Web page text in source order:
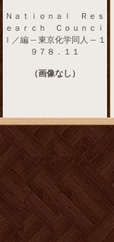
Ｎａｔｉｏｎａｌ Ｒｅｓ
ｅａｒｃｈ Ｃｏｕｎｃｉ
ｌ／編 -- 東京化学同人 -- １
９７８．１１
（画像なし）